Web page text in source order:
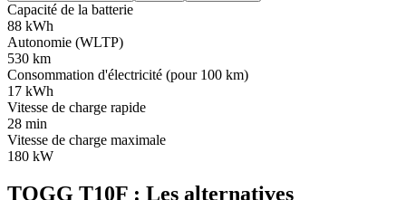
Capacité de la batterie
88 kWh
Autonomie (WLTP)
530 km
Consommation d'électricité (pour 100 km)
17 kWh
Vitesse de charge rapide
28 min
Vitesse de charge maximale
180 kW
TOGG T10F : Les alternatives